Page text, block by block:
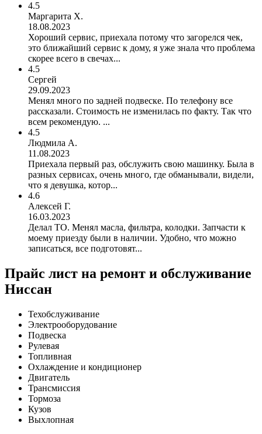
4.5
Маргарита Х.
18.08.2023
Хороший сервис, приехала потому что загорелся чек,
это ближайший сервис к дому, я уже знала что проблема
скорее всего в свечах...
4.5
Сергей
29.09.2023
Менял много по задней подвеске. По телефону все
рассказали. Стоимость не изменилась по факту. Так что
всем рекомендую. ...
4.5
Людмила А.
11.08.2023
Приехала первый раз, обслужить свою машинку. Была в
разных сервисах, очень много, где обманывали, видели,
что я девушка, котор...
4.6
Алексей Г.
16.03.2023
Делал ТО. Менял масла, фильтра, колодки. Запчасти к
моему приезду были в наличии. Удобно, что можно
записаться, все подготовят...
Прайс лист на ремонт и обслуживание
Ниссан
Техобслуживание
Электрооборудование
Подвеска
Рулевая
Топливная
Охлаждение и кондиционер
Двигатель
Трансмиссия
Тормоза
Кузов
Выхлопная